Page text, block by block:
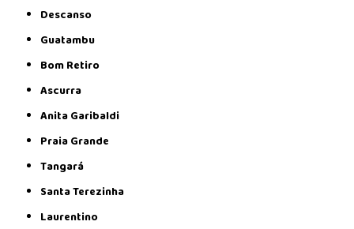
Descanso
Guatambu
Bom Retiro
Ascurra
Anita Garibaldi
Praia Grande
Tangará
Santa Terezinha
Laurentino